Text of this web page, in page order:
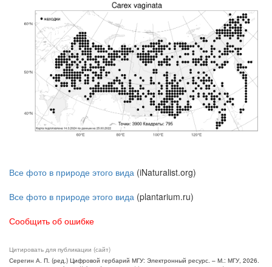
Все фото в природе этого вида (iNaturalist.org)
Все фото в природе этого вида (plantarium.ru)
Сообщить об ошибке
Цитировать для публикации (сайт)
Серегин А. П. (ред.) Цифровой гербарий МГУ: Электронный ресурс. – М.: МГУ, 2026.